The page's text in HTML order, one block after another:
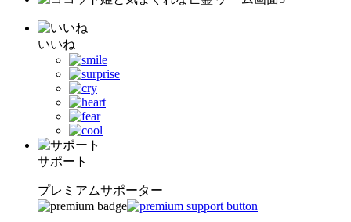
いいね
サポート
プレミアムサポーター